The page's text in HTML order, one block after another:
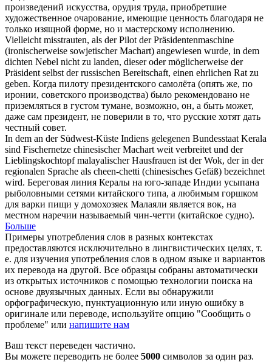
произведений искусства, орудия труда, приобретшие
художественное очарование, имеющие ценность благодаря не
только изящной форме, но и мастерскому исполнению.
Vielleicht misstrauten, als der Pilot der Präsidentenmaschine
(ironischerweise sowjetischerMachart) angewiesen wurde, in dem
dichten Nebel nicht zu landen, dieser oder möglicherweise der
Präsident selbst der russischen Bereitschaft, einen ehrlichen Rat zu
geben. Когда пилоту президентского самолёта (опять же, по
иронии, советского производства) было рекомендовано не
приземляться в густом тумане, возможно, он, а быть может,
даже сам президент, не поверили в то, что русские хотят дать
честный совет.
In dem an der Südwest-Küste Indiens gelegenen Bundesstaat Kerala
sind Fischernetze chinesischerMachart weit verbreitet und der
Lieblingskochtopf malayalischer Hausfrauen ist der Wok, der in der
regionalen Sprache als cheen-chetti (chinesisches Gefäß) bezeichnet
wird. Береговая линия Кералы на юго-западе Индии усыпана
рыболовными сетями китайского типа, а любимым горшком
для варки пищи у домохозяек Малаяли является вок, на
местном наречии называемый чин-четти (китайское судно).
Больше
Примеры употребления слов в разных контекстах
предоставляются исключительно в лингвистических целях, т.
е. для изучения употребления слов в одном языке и вариантов
их перевода на другой. Все образцы собраны автоматически
из открытых источников с помощью технологии поиска на
основе двуязычных данных. Если вы обнаружили
орфографическую, пунктуационную или иную ошибку в
оригинале или переводе, используйте опцию "Сообщить о
проблеме" или напишите нам
Ваш текст переведен частично.
Вы можете переводить не более 5000 символов за один раз.